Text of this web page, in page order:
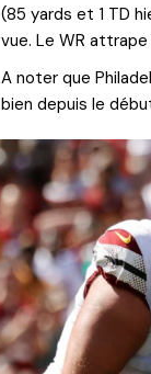
(85 yards et 1 TD
vue. Le WR
A noter que
bien depuis le